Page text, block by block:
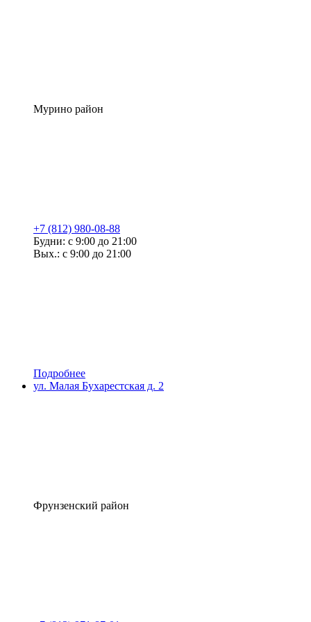
Мурино район
+7 (812) 980-08-88
Будни: с 9:00 до 21:00
Вых.: с 9:00 до 21:00
Подробнее
ул. Малая Бухарестская д. 2
Фрунзенский район